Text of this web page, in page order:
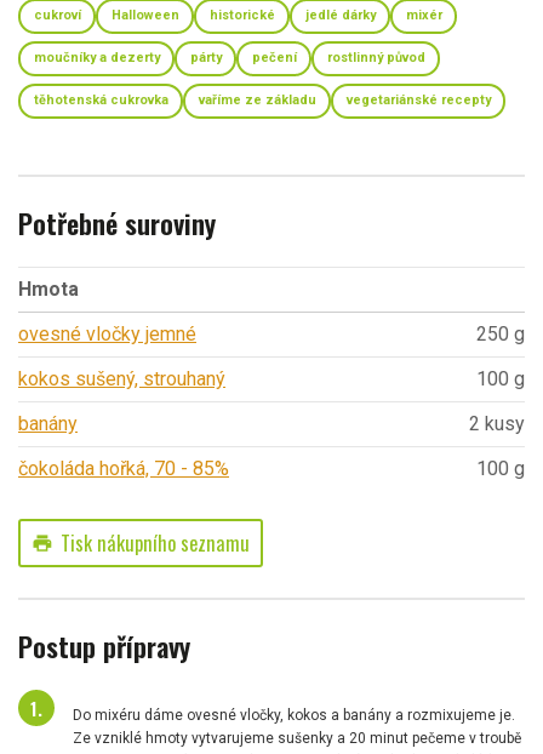
cukroví Halloween historické jedlé dárky mixér
moučníky a dezerty párty pečení rostlinný původ
těhotenská cukrovka vaříme ze základu vegetariánské recepty
Potřebné suroviny
Hmota
ovesné vločky jemné
250 g
kokos sušený, strouhaný
100 g
banány
2 kusy
čokoláda hořká, 70 - 85%
100 g
print Tisk nákupního seznamu
Postup přípravy
Do mixéru dáme ovesné vločky, kokos a banány a rozmixujeme je.
Ze vzniklé hmoty vytvarujeme sušenky a 20 minut pečeme v troubě